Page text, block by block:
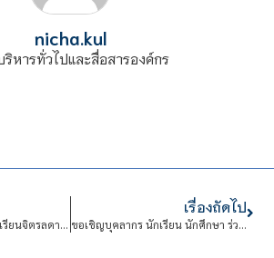
nicha.kul
ริหารทั่วไปและสื่อสารองค์กร
ขอเชิญชวนศิษย์เก่าโรงเรียนจิตรลดาวิชาชีพร่วม “พิธีไหว้ครู 2568”
เรื่องถัดไป
ขอเชิญบุคลากร นักเรียน นักศึกษา ร่วมโครงการบริการกำจัดขยะอิเล็กทรอนิกส์